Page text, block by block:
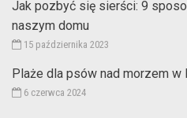
Jak pozbyć się sierści: 9
naszym domu
15 października 2023
Plaże dla psów nad morzem w
6 czerwca 2024